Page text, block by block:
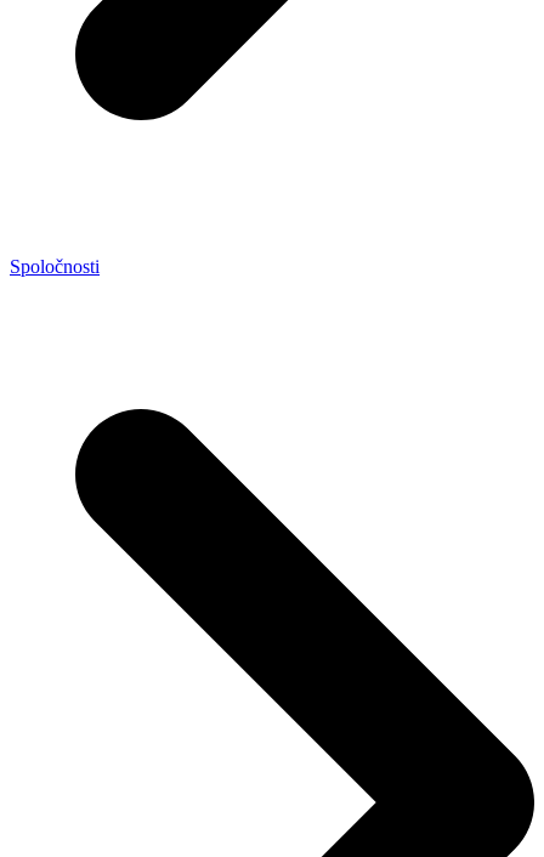
Spoločnosti